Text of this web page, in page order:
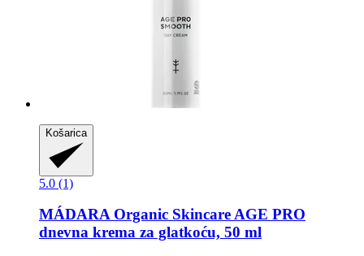
Košarica
5.0 (1)
MÁDARA Organic SkincareAGE PRO
dnevna krema za glatkoću, 50 ml